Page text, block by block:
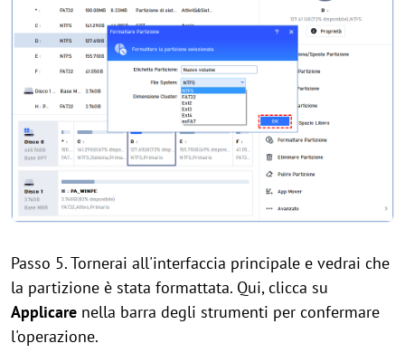
Passo 5. Tornerai all'interfaccia principale e vedrai che
la partizione è stata formattata. Qui, clicca su
Applicare nella barra degli strumenti per confermare
l'operazione.